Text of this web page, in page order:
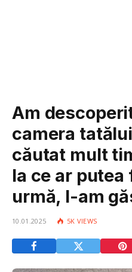
Am
camera
căutat mult
la ce ar
urmă, l-am
10.01.2025 5K VIEWS